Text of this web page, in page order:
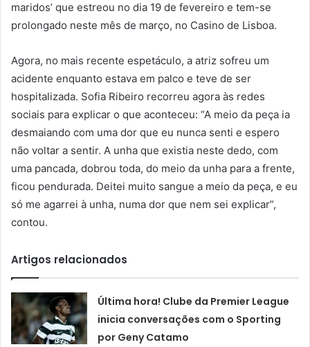
maridos’ que estreou no dia 19 de fevereiro e tem-se
prolongado neste mês de março, no Casino de Lisboa.
Agora, no mais recente espetáculo, a atriz sofreu um
acidente enquanto estava em palco e teve de ser
hospitalizada. Sofia Ribeiro recorreu agora às redes
sociais para explicar o que aconteceu: “A meio da peça ia
desmaiando com uma dor que eu nunca senti e espero
não voltar a sentir. A unha que existia neste dedo, com
uma pancada, dobrou toda, do meio da unha para a frente,
ficou pendurada. Deitei muito sangue a meio da peça, e eu
só me agarrei à unha, numa dor que nem sei explicar”,
contou.
Artigos relacionados
Última hora! Clube da Premier League
inicia conversações com o Sporting
por Geny Catamo